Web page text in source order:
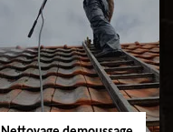
Isolation toiture 31